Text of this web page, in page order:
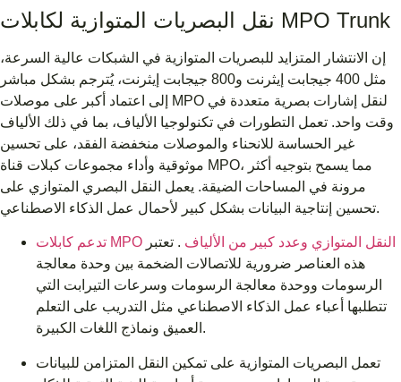
نقل البصريات المتوازية لكابلات MPO Trunk
إن الانتشار المتزايد للبصريات المتوازية في الشبكات عالية السرعة،
مثل 400 جيجابت إيثرنت و800 جيجابت إيثرنت، يُترجم بشكل مباشر
إلى اعتماد أكبر على موصلات MPO لنقل إشارات بصرية متعددة في
وقت واحد. تعمل التطورات في تكنولوجيا الألياف، بما في ذلك الألياف
غير الحساسة للانحناء والموصلات منخفضة الفقد، على تحسين
موثوقية وأداء مجموعات كبلات قناة MPO، مما يسمح بتوجيه أكثر
مرونة في المساحات الضيقة. يعمل النقل البصري المتوازي على
تحسين إنتاجية البيانات بشكل كبير لأحمال عمل الذكاء الاصطناعي.
تدعم كابلات MPO النقل المتوازي وعدد كبير من الألياف . تعتبر
هذه العناصر ضرورية للاتصالات الضخمة بين وحدة معالجة
الرسومات ووحدة معالجة الرسومات وسرعات التيرابت التي
تتطلبها أعباء عمل الذكاء الاصطناعي مثل التدريب على التعلم
العميق ونماذج اللغات الكبيرة.
تعمل البصريات المتوازية على تمكين النقل المتزامن للبيانات